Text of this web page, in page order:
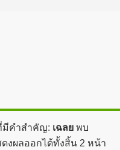
มีคำสำคัญ: เฉลย พบ
งผลออกได้ทั้งสิ้น 2 หน้า